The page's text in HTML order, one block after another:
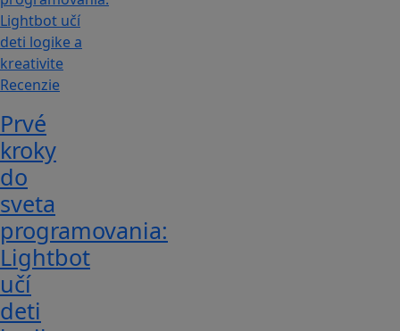
Recenzie
Prvé
kroky
do
sveta
programovania:
Lightbot
učí
deti